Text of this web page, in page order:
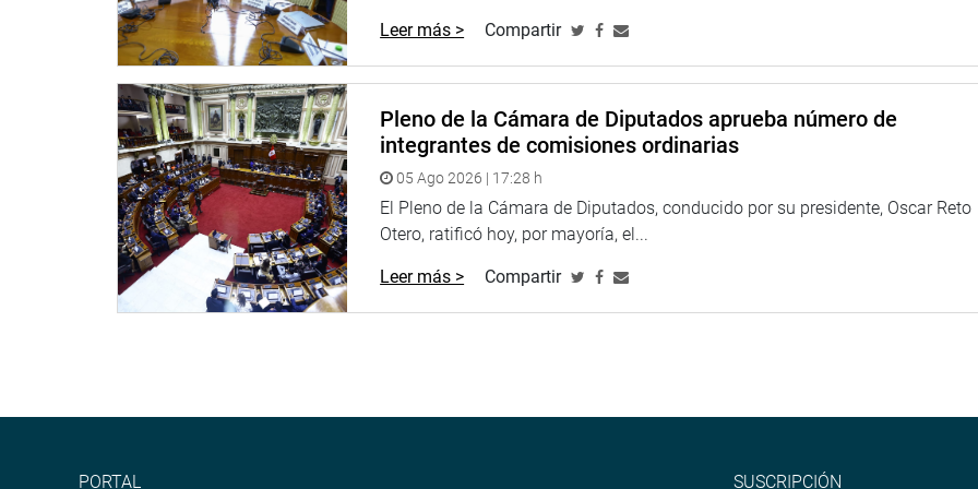
El legislador Alfredo Pariona Sinche (PL), autor de uno de los proyectos, destacó los alcances de la proposición
mientras que su colega Héctor Ventura Ángel (FP), dijo que el Perú requiere mecanismos para la protección de
flora y fauna silvestre, y que la conservación ambiental es importante y eleva sus niveles de protección.
El congresista Edward Málaga Trillo (NA), agradeció la aprobación de los proyectos y dijo que es importante
proteger los recursos naturales con tecnologías adecuadas.
OFICINA DE COMUNICACIONES
Leer más > Compartir
Pleno de la Cámara de Diputados aprueba número de
integrantes de comisiones ordinarias
05 Ago 2026 | 17:28 h
El Pleno de la Cámara de Diputados, conducido por su presidente, Oscar Reto
Otero, ratificó hoy, por mayoría, el...
Leer más > Compartir
PORTAL SUSCRIPCIÓN